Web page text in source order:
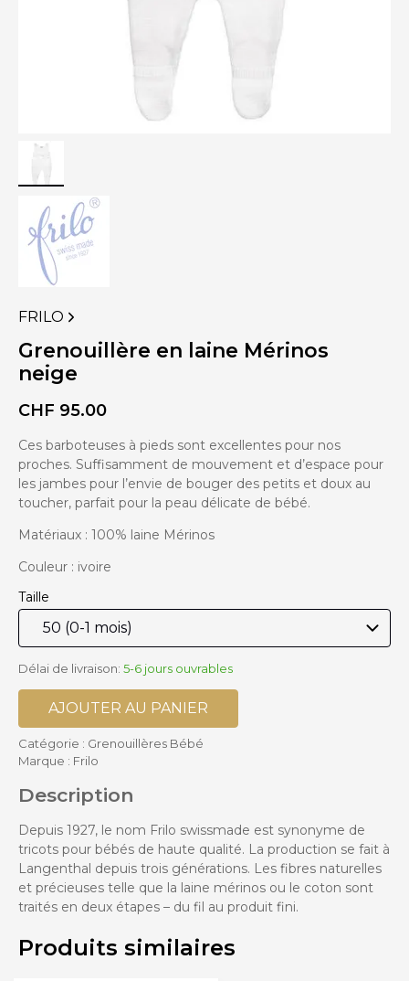
VOIR
PLUS
DE
PRODUITS
FRILO
Grenouillère en laine Mérinos
neige
CHF 95.00
Ces barboteuses à pieds sont excellentes pour nos
proches. Suffisamment de mouvement et d’espace pour
les jambes pour l’envie de bouger des petits et doux au
toucher, parfait pour la peau délicate de bébé.
Matériaux : 100% laine Mérinos
Couleur : ivoire
Taille
Délai de livraison: 5-6 jours ouvrables
AJOUTER AU PANIER
Catégorie : Grenouillères Bébé
Marque : Frilo
Description
Depuis 1927, le nom Frilo swissmade est synonyme de
tricots pour bébés de haute qualité. La production se fait à
Langenthal depuis trois générations. Les fibres naturelles
et précieuses telle que la laine mérinos ou le coton sont
traités en deux étapes – du fil au produit fini.
Produits similaires